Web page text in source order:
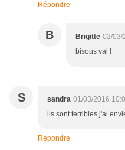
Répondre
B Brigitte 02/03/
bisous val !
S sandra 01/03/2016
ils sont terribles j'ai
Répondre